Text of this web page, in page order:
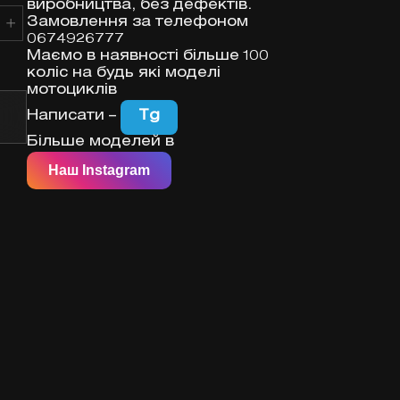
виробництва, без дефектів.
Замовлення за телефоном
0674926777
Маємо в наявності більше 100
коліс на будь які моделі
мотоциклів
Написати –
Tg
Більше моделей в
Наш Instagram